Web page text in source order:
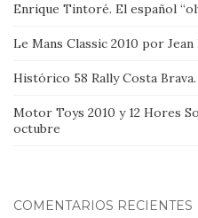
Enrique Tintoré. El español
Le Mans Classic 2010 por Jean
Histórico 58 Rally Costa
Motor Toys 2010 y 12 Hores
octubre
COMENTARIOS RECIENTES